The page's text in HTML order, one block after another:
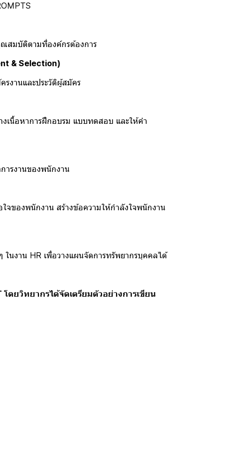
สมบัติตามที่องค์กรต้องการ
& Selection)
งานและประวัติผู้สมัคร
นื้อหาการฝึกอบรม แบบทดสอบ และให้คำ
รงานของพนักงาน
องพนักงาน สร้างข้อความให้กำลังใจพนักงาน
งาน HR เพื่อวางแผนจัดการทรัพยากรบุคคลได้
ดยวิทยากรได้จัดเตรียมตัวอย่างการเขียน